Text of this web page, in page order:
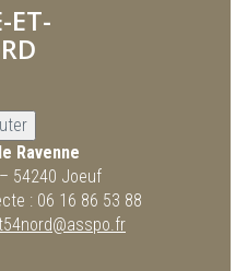
ET-
Ravenne
54240 Joeuf
: 06 16 86 53 88